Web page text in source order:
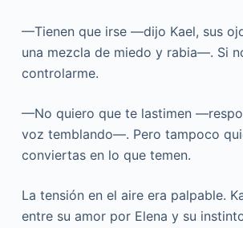
—Tienen que irse —dijo Kael, sus
una mezcla de miedo y rabia—. Si
controlarme.
—No quiero que te lastimen
voz temblando—. Pero tampoco
conviertas en lo que temen.
La tensión en el aire era palpable.
entre su amor por Elena y su